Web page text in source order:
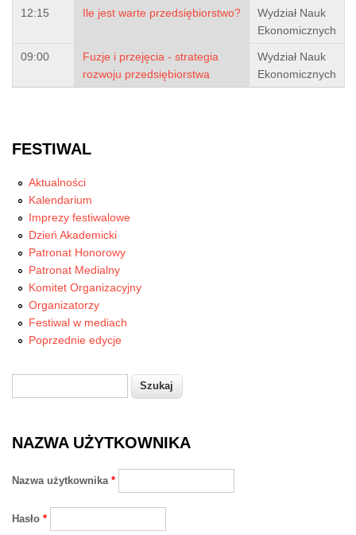
12:15 Ile jest warte przedsiębiorstwo?
Wydział Nauk
Ekonomicznych
09:00
Fuzje i przejęcia - strategia
rozwoju przedsiębiorstwa
Wydział Nauk
Ekonomicznych
FESTIWAL
Aktualności
Kalendarium
Imprezy festiwalowe
Dzień Akademicki
Patronat Honorowy
Patronat Medialny
Komitet Organizacyjny
Organizatorzy
Festiwal w mediach
Poprzednie edycje
Formularz wyszukiwania
NAZWA UŻYTKOWNIKA
Nazwa użytkownika *
Hasło *